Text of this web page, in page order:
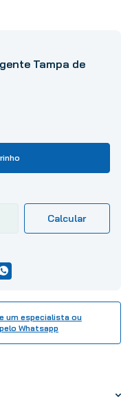
Tampa de
um especialista ou
Whatsapp